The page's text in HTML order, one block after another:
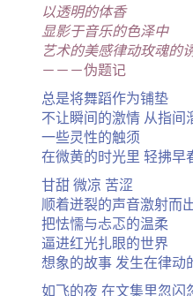
以透明的体香
显影于音乐的色泽中
艺术的美感律动玫魂的
－－－伪题记
总是将舞蹈作为铺垫
不让瞬间的激情 从指间
一些灵性的触须
在微黄的时光里 轻拂早
甘甜 微凉 苦涩
顺着迸裂的声音激射而
把怯懦与忐忑的温柔
逼进红光扎眼的世界
想象的故事 发生在律动
如飞的夜 在文集里忽闪